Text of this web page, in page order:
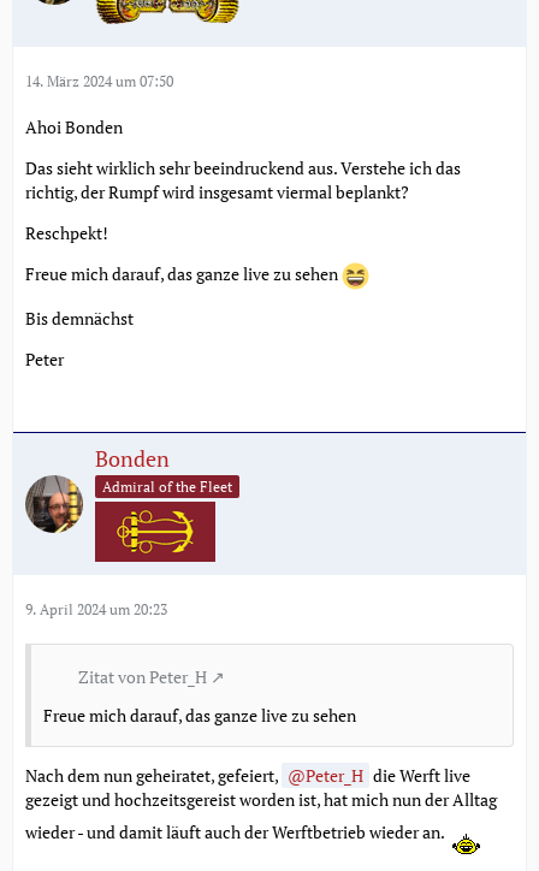
14. März 2024 um 07:50
Ahoi Bonden
Das sieht wirklich sehr beeindruckend aus. Verstehe ich das
richtig, der Rumpf wird insgesamt viermal beplankt?
Reschpekt!
Freue mich darauf, das ganze live zu sehen
Bis demnächst
Peter
Bonden
Admiral of the Fleet
9. April 2024 um 20:23
Zitat von Peter_H
Freue mich darauf, das ganze live zu sehen
Nach dem nun geheiratet, gefeiert, Peter_H die Werft live
gezeigt und hochzeitsgereist worden ist, hat mich nun der Alltag
wieder - und damit läuft auch der Werftbetrieb wieder an.